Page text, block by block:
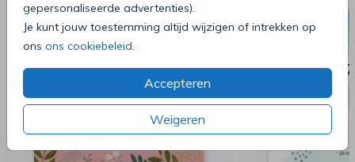
gepersonaliseerde advertenties).
Je kunt jouw toestemming altijd wijzigen of intrekken op
ons ons cookiebeleid.
Accepteren
Weigeren